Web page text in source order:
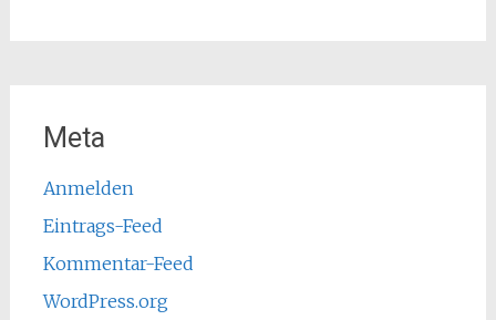
Meta
Anmelden
Eintrags-Feed
Kommentar-Feed
WordPress.org